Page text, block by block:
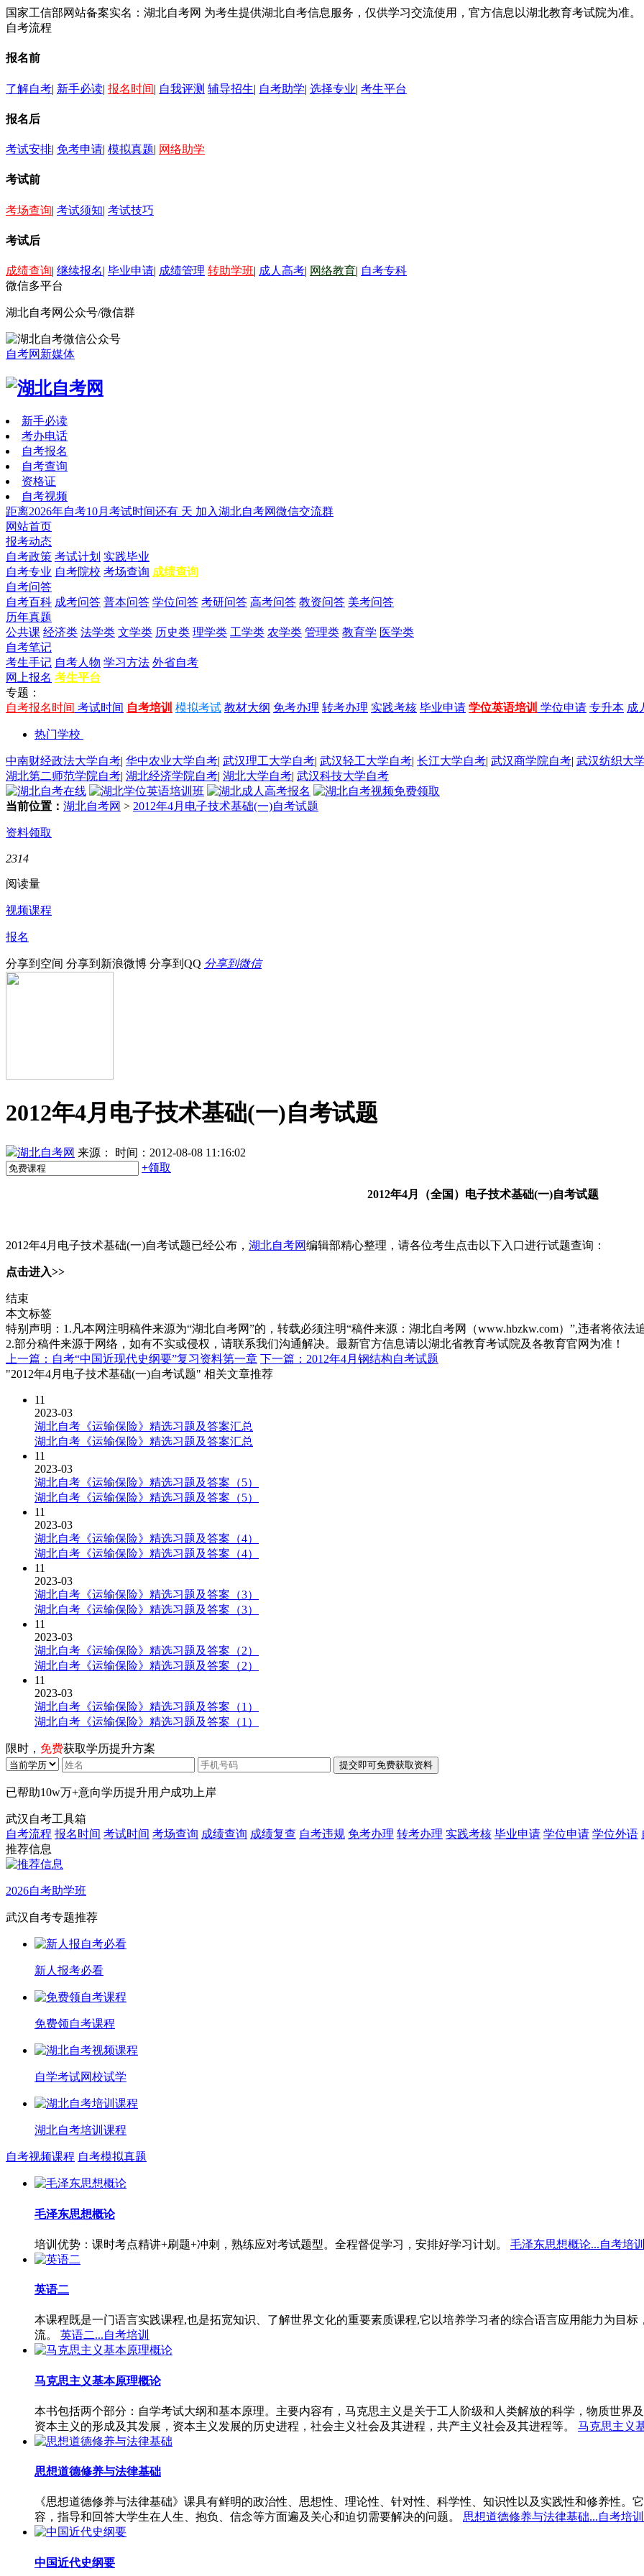
国家工信部网站备案实名：湖北自考网 为考生提供湖北自考信息服务，仅供学习交流使用，官方信息以湖北教育考试院为准。
自考流程
报名前
了解自考| 新手必读| 报名时间| 自我评测 辅导招生| 自考助学| 选择专业| 考生平台
报名后
考试安排| 免考申请| 模拟真题| 网络助学
考试前
考场查询| 考试须知| 考试技巧
考试后
成绩查询| 继续报名| 毕业申请| 成绩管理 转助学班| 成人高考| 网络教育| 自考专科
微信多平台
湖北自考网公众号/微信群
自考网新媒体
新手必读
考办电话
自考报名
自考查询
资格证
自考视频
距离2026年自考10月考试时间还有 天 加入湖北自考网微信交流群
网站首页
报考动态
自考政策 考试计划 实践毕业
自考专业 自考院校 考场查询 成绩查询
自考问答
自考百科 成考问答 普本问答 学位问答 考研问答 高考问答 教资问答 美考问答
历年真题
公共课 经济类 法学类 文学类 历史类 理学类 工学类 农学类 管理类 教育学 医学类
自考笔记
考生手记 自考人物 学习方法 外省自考
网上报名 考生平台
专题：
自考报名时间 考试时间 自考培训 模拟考试 教材大纲 免考办理 转考办理 实践考核 毕业申请 学位英语培训 学位申请 专升本 成
热门学校
中南财经政法大学自考| 华中农业大学自考| 武汉理工大学自考| 武汉轻工大学自考| 长江大学自考| 武汉商学院自考| 武汉纺织大
湖北第二师范学院自考| 湖北经济学院自考| 湖北大学自考| 武汉科技大学自考
当前位置： 湖北自考网 > 2012年4月电子技术基础(一)自考试题
资料领取
2314
阅读量
视频课程
报名
分享到空间 分享到新浪微博 分享到QQ 分享到微信
2012年4月电子技术基础(一)自考试题
湖北自考网 来源：
时间：2012-08-08 11:16:02
+领取
2012年4月（全国 ） 电子技术基础(一)自考试题
2012年4月电子技术基础(一)自考试题已经公布， 湖北自考网编辑部精心整理，请各位考生点击以下入口进行试题查询：
点击进入>>
结束
本文标签
特别声明：1.凡本网注明稿件来源为“湖北自考网”的，转载必须注明“稿件来源：湖北自考网（www.hbzkw.com）”,违者将依法
2.部分稿件来源于网络，如有不实或侵权，请联系我们沟通解决。最新官方信息请以湖北省教育考试院及各教育官网为准！
上一篇：自考“中国近现代史纲要”复习资料第一章 下一篇：2012年4月钢结构自考试题
"2012年4月电子技术基础(一)自考试题" 相关文章推荐
11
2023-03
湖北自考《运输保险》精选习题及答案汇总
湖北自考《运输保险》精选习题及答案汇总
11
2023-03
湖北自考《运输保险》精选习题及答案（5）
湖北自考《运输保险》精选习题及答案（5）
11
2023-03
湖北自考《运输保险》精选习题及答案（4）
湖北自考《运输保险》精选习题及答案（4）
11
2023-03
湖北自考《运输保险》精选习题及答案（3）
湖北自考《运输保险》精选习题及答案（3）
11
2023-03
湖北自考《运输保险》精选习题及答案（2）
湖北自考《运输保险》精选习题及答案（2）
11
2023-03
湖北自考《运输保险》精选习题及答案（1）
湖北自考《运输保险》精选习题及答案（1）
限时， 免费获取学历提升方案
已帮助10w万+意向学历提升用户成功上岸
武汉自考工具箱
自考流程 报名时间 考试时间 考场查询 成绩查询 成绩复查 自考违规 免考办理 转考办理 实践考核 毕业申请 学位申请 学位外语
推荐信息
2026自考助学班
武汉自考专题推荐
新人报考必看
免费领自考课程
自学考试网校试学
湖北自考培训课程
自考视频课程 自考模拟真题
毛泽东思想概论
培训优势：课时考点精讲+刷题+冲刺，熟练应对考试题型。全程督促学习，安排好学习计划。 毛泽东思想概论...自考培训
英语二
本课程既是一门语言实践课程,也是拓宽知识、了解世界文化的重要素质课程,它以培养学习者的综合语言应用能力为目
流。
英语二...自考培训
马克思主义基本原理概论
本书包括两个部分：自学考试大纲和基本原理。主要内容有，马克思主义是关于工人阶级和人类解放的科学，物质世界
资本主义的形成及其发展，资本主义发展的历史进程，社会主义社会及其进程，共产主义社会及其进程等。
马克思主义
思想道德修养与法律基础
《思想道德修养与法律基础》课具有鲜明的政治性、思想性、理论性、针对性、科学性、知识性以及实践性和修养性。
容，指导和回答大学生在人生、抱负、信念等方面遍及关心和迫切需要解决的问题。
思想道德修养与法律基础...自考培训
中国近代史纲要